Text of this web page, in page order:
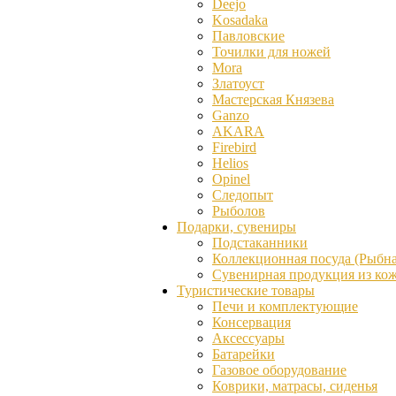
Deejo
Kosadaka
Павловские
Точилки для ножей
Mora
Златоуст
Мастерская Князева
Ganzо
AKARA
Firebird
Helios
Opinel
Следопыт
Рыболов
Подарки, сувениры
Подстаканники
Коллекционная посуда
Сувенирная продукция из
Туристические товары
Печи и комплектующие
Консервация
Аксессуары
Батарейки
Газовое оборудование
Коврики, матрасы, сиденья